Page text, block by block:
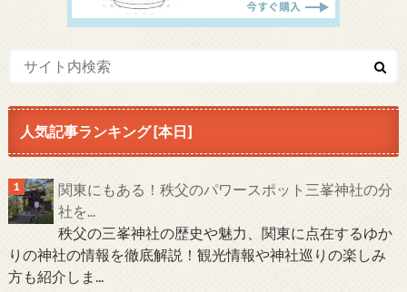
人気記事ランキング [本日]
関東にもある！秩父のパワースポット三峯神社の分
社を...
秩父の三峯神社の歴史や魅力、関東に点在するゆか
りの神社の情報を徹底解説！観光情報や神社巡りの楽しみ
方も紹介しま...